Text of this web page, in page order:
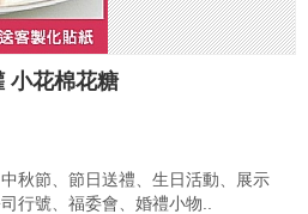
小花棉花糖
秋節、節日送禮、生日活動、展示
行號、福委會、婚禮小物..